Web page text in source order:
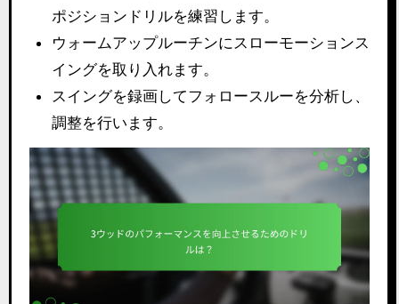
ポジションドリルを練習します。
ウォームアップルーチンにスローモーションス
イングを取り入れます。
スイングを録画してフォロースルーを分析し、
調整を行います。